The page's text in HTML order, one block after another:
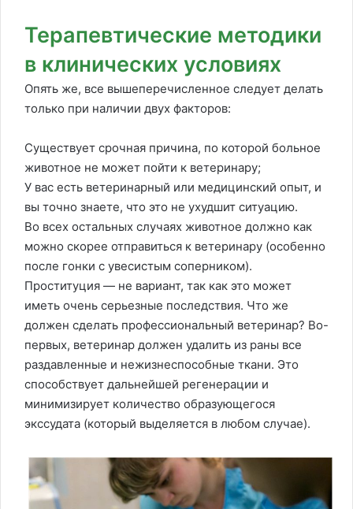
Терапевтические методики
в клинических условиях
Опять же, все вышеперечисленное следует делать
только при наличии двух факторов:
Существует срочная причина, по которой больное
животное не может пойти к ветеринару;
У вас есть ветеринарный или медицинский опыт, и
вы точно знаете, что это не ухудшит ситуацию.
Во всех остальных случаях животное должно как
можно скорее отправиться к ветеринару (особенно
после гонки с увесистым соперником).
Проституция — не вариант, так как это может
иметь очень серьезные последствия. Что же
должен сделать профессиональный ветеринар? Во-
первых, ветеринар должен удалить из раны все
раздавленные и нежизнеспособные ткани. Это
способствует дальнейшей регенерации и
минимизирует количество образующегося
экссудата (который выделяется в любом случае).